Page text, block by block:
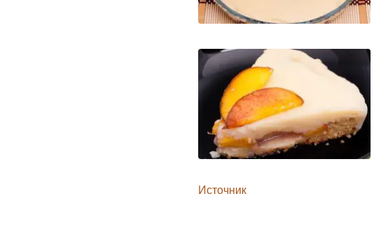
Источник